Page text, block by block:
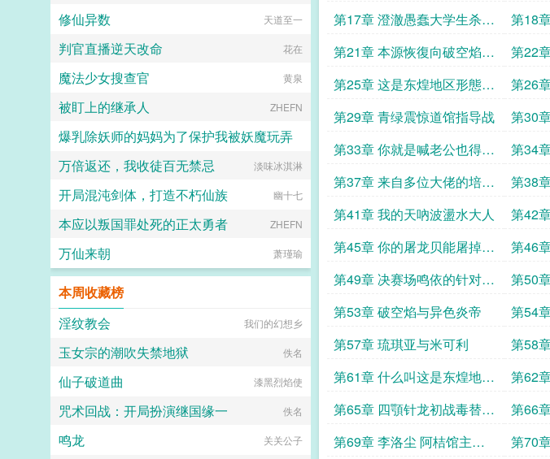
火箭队
处的
第17章 澄澈愚蠢大学生杀人
放火不眨眼
第18
逐的
第21章 本源恢復向破空焰发
出入队邀请
第22
喷火
第25章 这是东煌地区形態的
炎帝
第26
臥虎
第29章 青绿震惊道馆指导战
第30
第33章 你就是喊老公也得给
我干活
第34
了
第37章 来自多位大佬的培育
心得想拉拢李洛尘的坂木
第38
安李
第41章 我的天吶波盪水大人
第42
消息
第45章 你的屠龙贝能屠掉我
的哪头龙
第46
第49章 决赛场鸣依的针对性
战术
第50
只哈
第53章 破空焰与异色炎帝
第54
异兽
第57章 琉琪亚与米可利
第58
料与
第61章 什么叫这是东煌地区
形態的大针蜂
第62
气像
第65章 四顎针龙初战毒替守
重出江湖
第66
第69章 李洛尘 阿桔馆主有
第70
修仙异数 天道至一
判官直播逆天改命 花在
魔法少女搜查官 黄泉
被盯上的继承人 ZHEFN
爆乳除妖师的妈妈为了保护我被妖魔玩弄
心心念念
万倍返还，我收徒百无禁忌 淡味冰淇淋
开局混沌剑体，打造不朽仙族 幽十七
本应以叛国罪处死的正太勇者 ZHEFN
万仙来朝 萧瑾瑜
本周收藏榜
淫纹教会
我们的幻想乡
玉女宗的潮吹失禁地狱 佚名
仙子破道曲 漆黑烈焰使
咒术回战：开局扮演继国缘一 佚名
鸣龙 关关公子